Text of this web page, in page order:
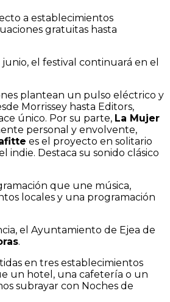
a establecimientos
gratuitas hasta
el festival continuará en el
plantean un pulso eléctrico y
Morrissey hasta Editors,
único. Por su parte, La Mujer
personal y envolvente,
es el proyecto en solitario
indie. Destaca su sonido clásico
que une música,
locales y una programación
el Ayuntamiento de Ejea de
.
en tres establecimientos
un hotel, una cafetería o un
subrayar con Noches de